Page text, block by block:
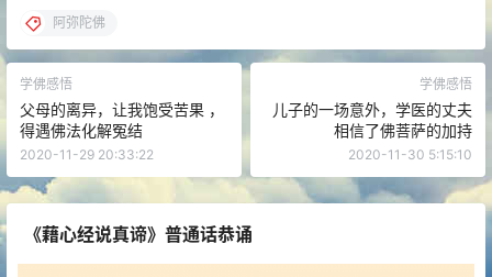
阿弥陀佛
学佛感悟
父母的离异，让我饱受苦果 ，
得遇佛法化解冤结
2020-11-29 20:33:22
学佛感悟
儿子的一场意外，学医的丈夫
相信了佛菩萨的加持
2020-11-30 5:15:10
《藉心经说真谛》普通话恭诵